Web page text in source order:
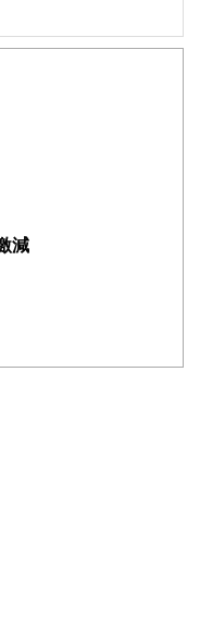
済に関する記事を、日々
わかりやすく発信していま
関する書籍・雑誌の編集経
事掲載まですべての工程に
相続診断士、住宅ローンア
キャリアコンサルタントな
続、保険、ローンなどの話
す。
減